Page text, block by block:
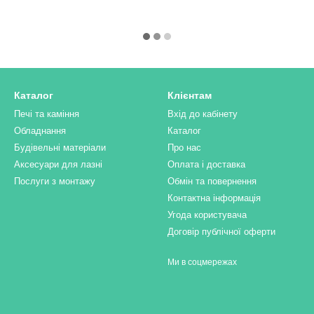
Каталог
Печі та каміння
Обладнання
Будівельні матеріали
Аксесуари для лазні
Послуги з монтажу
Клієнтам
Вхід до кабінету
Каталог
Про нас
Оплата і доставка
Обмін та повернення
Контактна інформація
Угода користувача
Договір публічної оферти
Ми в соцмережах